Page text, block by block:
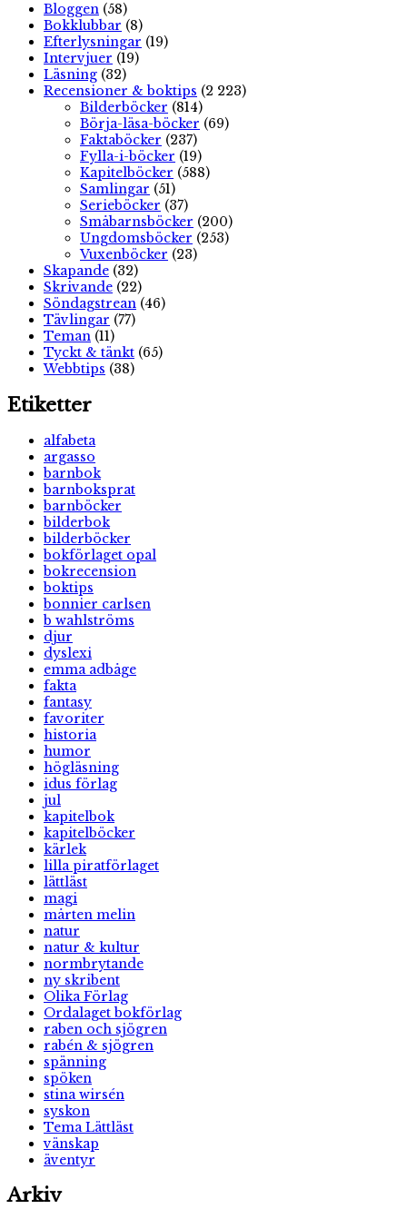
Bloggen (58)
Bokklubbar (8)
Efterlysningar (19)
Intervjuer (19)
Läsning (32)
Recensioner & boktips (2 223)
Bilderböcker (814)
Börja-läsa-böcker (69)
Faktaböcker (237)
Fylla-i-böcker (19)
Kapitelböcker (588)
Samlingar (51)
Serieböcker (37)
Småbarnsböcker (200)
Ungdomsböcker (253)
Vuxenböcker (23)
Skapande (32)
Skrivande (22)
Söndagstrean (46)
Tävlingar (77)
Teman (11)
Tyckt & tänkt (65)
Webbtips (38)
Etiketter
alfabeta
argasso
barnbok
barnboksprat
barnböcker
bilderbok
bilderböcker
bokförlaget opal
bokrecension
boktips
bonnier carlsen
b wahlströms
djur
dyslexi
emma adbåge
fakta
fantasy
favoriter
historia
humor
högläsning
idus förlag
jul
kapitelbok
kapitelböcker
kärlek
lilla piratförlaget
lättläst
magi
mårten melin
natur
natur & kultur
normbrytande
ny skribent
Olika Förlag
Ordalaget bokförlag
raben och sjögren
rabén & sjögren
spänning
spöken
stina wirsén
syskon
Tema Lättläst
vänskap
äventyr
Arkiv